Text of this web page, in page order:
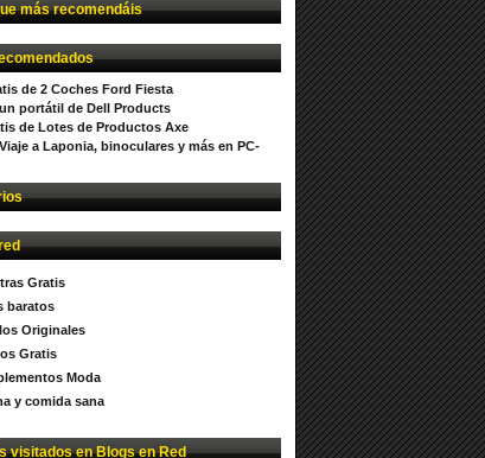
más recomendáis
de 2 Coches Ford Fiesta
portátil de Dell Products
de Lotes de Productos Axe
a Laponia, binoculares y más en PC-
Gratis
baratos
Originales
Gratis
Moda
y comida sana
visitados en Blogs en Red